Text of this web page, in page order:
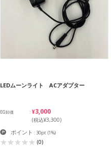
LEDムーンライト ACアダプター
EG卸価 ¥3,000
(税込¥3,300)
ポイント : 30pt (1%)
(0)